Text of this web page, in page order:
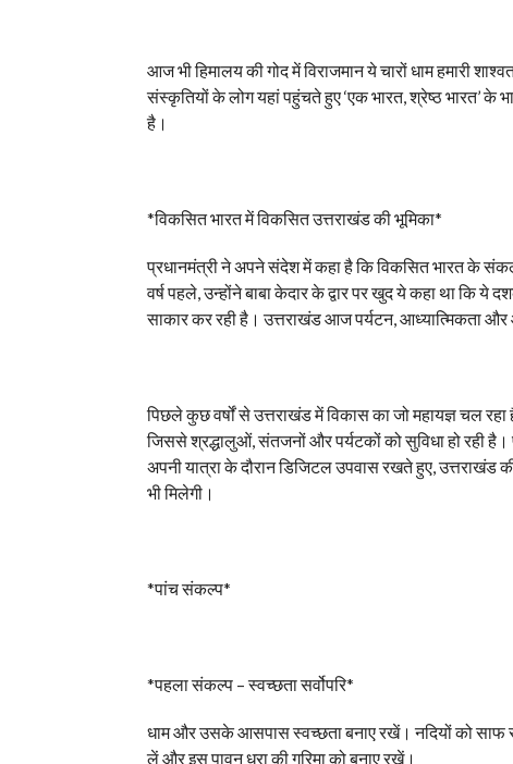
आज भी हिमालय की गोद में विराजमान ये चारों धाम हमारी
संस्कृतियों के लोग यहां पहुंचते हुए ‘एक भारत, श्रेष्ठ भारत’ के
है।
*विकसित भारत में विकसित उत्तराखंड की भूमिका*
प्रधानमंत्री ने अपने संदेश में कहा है कि विकसित भारत के
वर्ष पहले, उन्होंने बाबा केदार के द्वार पर खुद ये कहा था कि
साकार कर रही है। उत्तराखंड आज पर्यटन, आध्यात्मिकता और
पिछले कुछ वर्षों से उत्तराखंड में विकास का जो महायज्ञ चल
जिससे श्रद्धालुओं, संतजनों और पर्यटकों को सुविधा हो रही
अपनी यात्रा के दौरान डिजिटल उपवास रखते हुए,
भी मिलेगी।
*पांच संकल्प*
*पहला संकल्प – स्वच्छता सर्वोपरि*
धाम और उसके आसपास स्वच्छता बनाए रखें। नदियों को साफ
लें और इस पावन धरा की गरिमा को बनाए रखें।